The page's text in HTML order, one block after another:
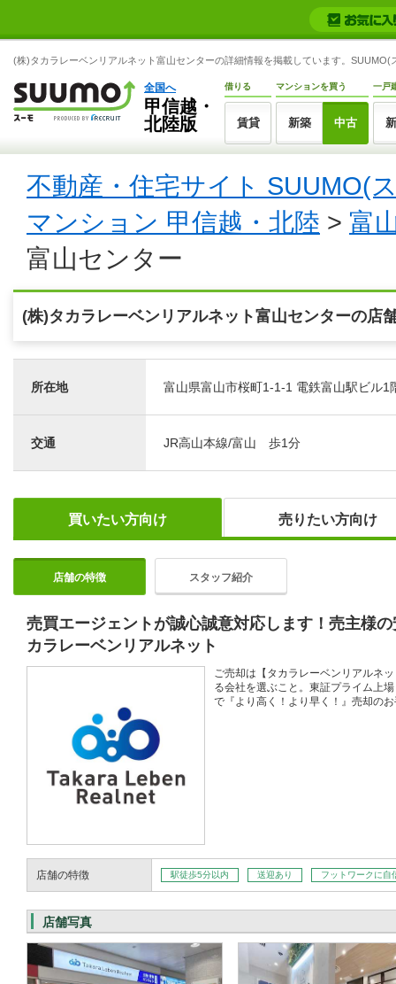
(株)タカラレーベンリアルネット富山センターの詳細情報を掲載しています。SUUMO(
全国へ
甲信越・
北陸版
借りる
賃貸
マンションを買う
新築 中古
一戸
不動産・住宅サイト SUUMO(
マンション 甲信越・北陸 > 富
富山センター
(株)タカラレーベンリアルネット富山センターの店
所在地 富山県富山市桜町1-1-1 電鉄富山駅ビル1
交通 JR高山本線/富山 歩1分
買いたい方向け 売りたい方向け
店舗の特徴 スタッフ紹介
売買エージェントが誠心誠意対応します！売主様
カラレーベンリアルネット
ご売却は【タカラレーベンリアルネ
る会社を選ぶこと。東証プライム上
で『より高く！より早く！』売却の
店舗の特徴 駅徒歩5分以内 送迎あり フットワークに自
店舗写真